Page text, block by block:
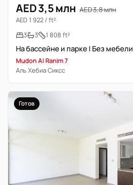
AED 3,5 млн AED 3,8 млн
AED 1 922 / ft²
3
3 1 808 ft²
На бассейне и парке | Без мебели
Mudon Al Ranim 7
Аль Хебиа Сиксс
Готов